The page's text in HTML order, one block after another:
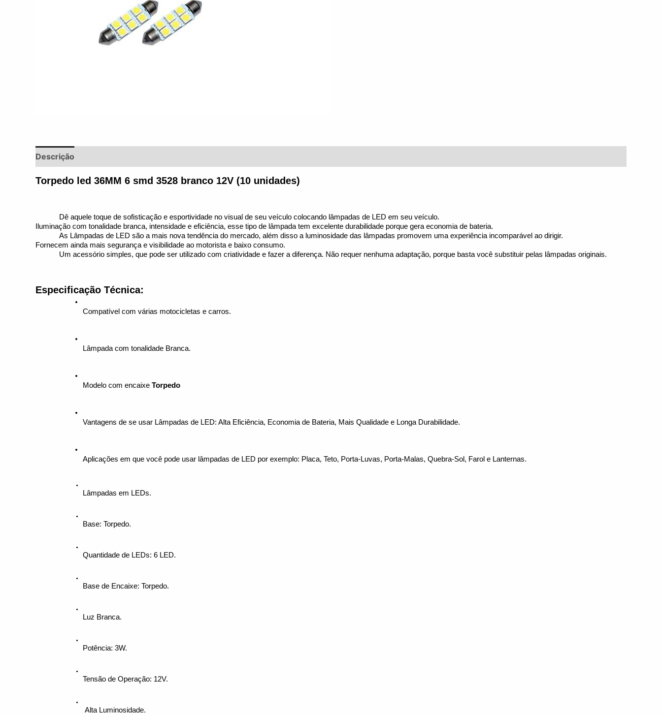
Descrição
Torpedo led 36MM 6 smd 3528 branco 12V (10 unidades)
Dê aquele toque de sofisticação e esportividade no visual de seu veículo colocando lâmpadas de LED em seu veículo.
Iluminação com tonalidade branca, intensidade e eficiência, esse tipo de lâmpada tem excelente durabilidade porque gera economia de bateria.
As Lâmpadas de LED são a mais nova tendência do mercado, além disso a luminosidade das lâmpadas promovem uma experiência incomparável ao dirigir.
Fornecem ainda mais segurança e visibilidade ao motorista e baixo consumo.
Um acessório simples, que pode ser utilizado com criatividade e fazer a diferença. Não requer nenhuma adaptação, porque basta você substituir pelas lâmpadas originais.
Especificação Técnica:
Compatível com várias motocicletas e carros.
Lâmpada com tonalidade Branca.
Modelo com encaixe Torpedo
Vantagens de se usar Lâmpadas de LED: Alta Eficiência, Economia de Bateria, Mais Qualidade e Longa Durabilidade.
Aplicações em que você pode usar lâmpadas de LED por exemplo: Placa, Teto, Porta-Luvas, Porta-Malas, Quebra-Sol, Farol e Lanternas.
Lâmpadas em LEDs.
Base: Torpedo.
Quantidade de LEDs: 6 LED.
Base de Encaixe: Torpedo.
Luz Branca.
Potência: 3W.
Tensão de Operação: 12V.
Alta Luminosidade.